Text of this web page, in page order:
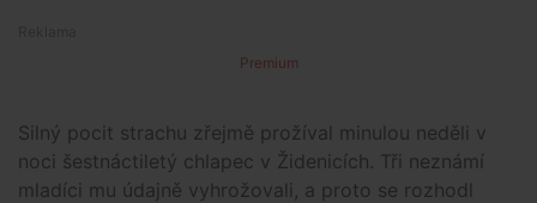
Premium
Silný pocit strachu zřejmě prožíval minulou neděli v
noci šestnáctiletý chlapec v Židenicích. Tři neznámí
mladíci mu údajně vyhrožovali, a proto se rozhodl